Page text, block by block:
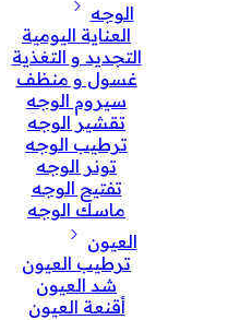
الوجه
العناية اليومية
التجديد و التغذية
غسول و منظف
سيروم الوجه
تقشير الوجه
ترطيب الوجه
تونر الوجه
تفتيح الوجه
ماسك الوجه
العيون
ترطيب العيون
شد العيون
أقنعة العيون